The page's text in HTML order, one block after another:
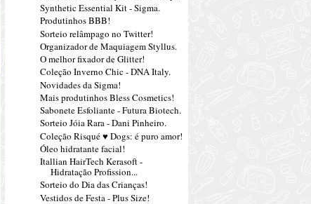
Synthetic Essential Kit - Sigma.
Produtinhos BBB!
Sorteio relâmpago no Twitter!
Organizador de Maquiagem Styllus.
O melhor fixador de Glitter!
Coleção Inverno Chic - DNA Italy.
Novidades da Sigma!
Mais produtinhos Bless Cosmetics!
Sabonete Esfoliante - Futura Biotech.
Sorteio Jóia Rara - Dani Pinheiro.
Coleção Risqué ♥ Dogs: é puro amor!
Óleo hidratante facial!
Itallian HairTech Kerasoft -
Hidratação Profission...
Sorteio do Dia das Crianças!
Vestidos de Festa - Plus Size!